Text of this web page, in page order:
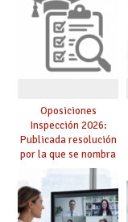
Oposiciones
Inspección 2026:
Publicada resolución
por la que se nombra
funcionarios/as en
prácticas, se regulan
dichas prácticas y se
convoca acto público